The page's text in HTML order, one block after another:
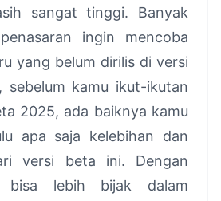
sangat tinggi. Banyak
ingin mencoba
yang belum dirilis di versi
sebelum kamu ikut-ikutan
2025, ada baiknya kamu
apa saja kelebihan dan
versi beta ini. Dengan
bisa lebih bijak dalam